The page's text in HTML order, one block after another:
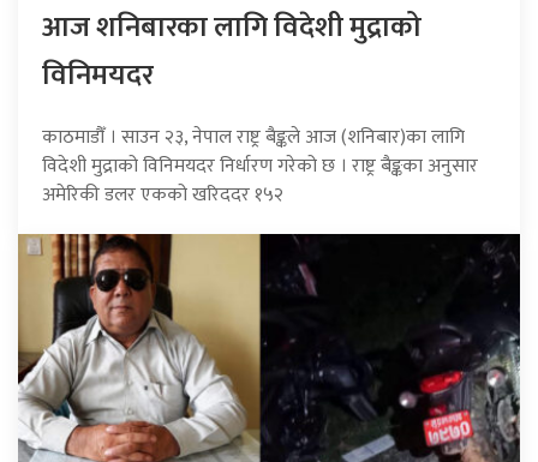
आज शनिबारका लागि विदेशी मुद्राको
विनिमयदर
काठमाडौँ । साउन २३, नेपाल राष्ट्र बैङ्कले आज (शनिबार)का लागि
विदेशी मुद्राको विनिमयदर निर्धारण गरेको छ । राष्ट्र बैङ्कका अनुसार
अमेरिकी डलर एकको खरिददर १५२